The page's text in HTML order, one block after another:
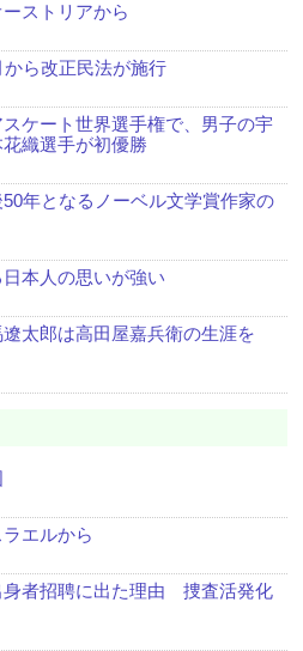
ストリアから
ら改正民法が施行
スケート世界選手権で、男子の宇
織選手が初優勝
50年となるノーベル文学賞作家の
日本人の思いが強い
遼太郎は高田屋嘉兵衛の生涯を
エルから
身者招聘に出た理由 捜査活発化